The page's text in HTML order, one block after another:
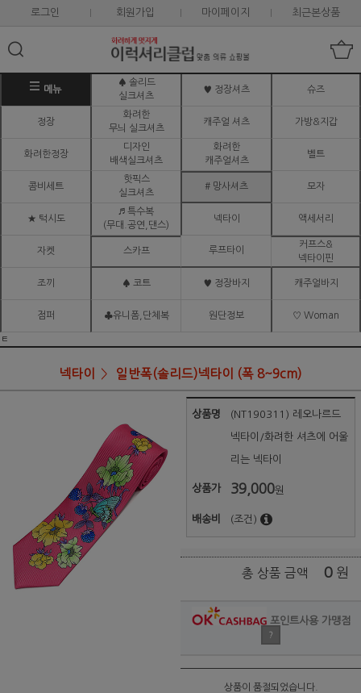
로그인 회원가입 마이페이지 최근본상품
메뉴
♠ 솔리드
실크셔츠
♥ 정장셔츠 슈즈
정장
화려한
무늬 실크셔츠
캐주얼 셔츠 가방&지갑
화려한정장
디자인
배색실크셔츠
화려한
캐주얼셔츠
벨트
콤비세트
핫픽스
실크셔츠
# 망사셔츠 모자
★ 턱시도
♬ 특수복
(무대.공연,댄스)
넥타이 액세서리
자켓 스카프 루프타이
커프스&
넥타이핀
조끼 ♠ 코트 ♥ 정장바지 캐주얼바지
점퍼 ♣유니폼,단체복 원단정보 ♡ Woman
ㅌ
넥타이 일반폭(솔리드)넥타이 (폭 8~9cm)
상품명 (NT190311) 레오나르드
넥타이/화려한 셔츠에 어울
리는 넥타이
상품가 39,000원
배송비 (조건)
총 상품 금액 0 원
포인트사용 가맹점
?
상품이 품절되었습니다.